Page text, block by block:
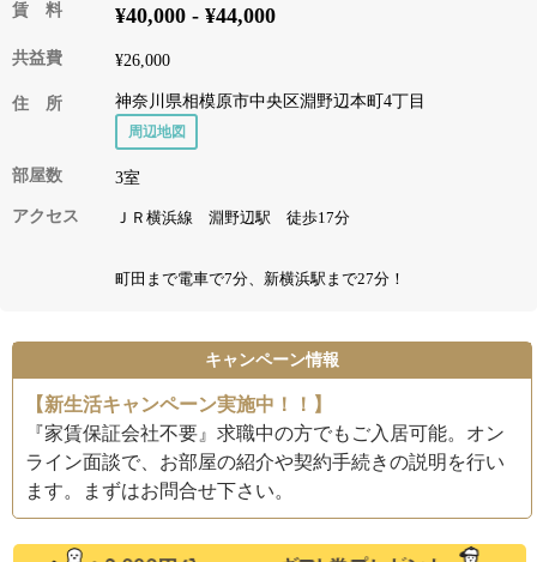
賃 料 ¥40,000 - ¥44,000
共益費 ¥26,000
住 所 神奈川県相模原市中央区淵野辺本町4丁目
周辺地図
部屋数 3室
アクセス ＪＲ横浜線 淵野辺駅 徒歩17分
町田まで電車で7分、新横浜駅まで27分！
キャンペーン情報
【新生活キャンペーン実施中！！】
『家賃保証会社不要』求職中の方でもご入居可能。オン
ライン面談で、お部屋の紹介や契約手続きの説明を行い
ます。まずはお問合せ下さい。